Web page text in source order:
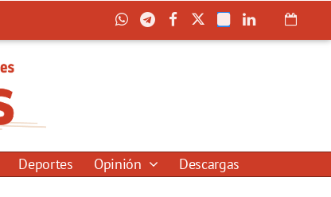
Deportes Opinión Descargas